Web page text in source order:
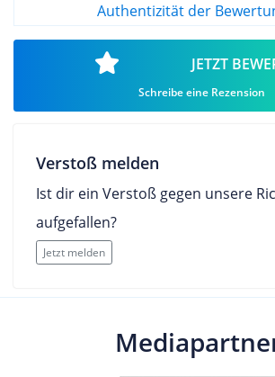
Authentizität der
JETZT
Schreibe eine Rezension
Verstoß melden
Ist dir ein Verstoß gegen unsere
aufgefallen?
Jetzt melden